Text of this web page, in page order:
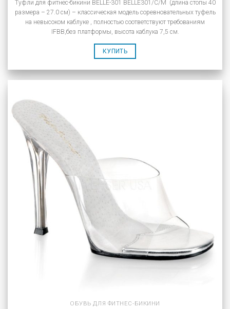
Туфли для фитнес-бикини BELLE-301 BELLE301/C/M (длина стопы 40
размера – 27.0 см) – классическая модель соревновательных туфель
на невысоком каблуке , полностью соответствуют требованиям
IFBB,без платформы, высота каблука 7,5 см.
КУПИТЬ
ОБУВЬ ДЛЯ ФИТНЕС-БИКИНИ